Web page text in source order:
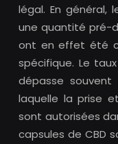
légal. En général,
une quantité pré-
ont en effet été
spécifique. Le
dépasse souvent
laquelle la prise
sont autorisées
capsules de CBD